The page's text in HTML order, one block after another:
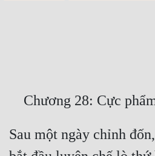
Truyện Nhập Môn
Truyện ngắn
Sau một ngày chỉnh